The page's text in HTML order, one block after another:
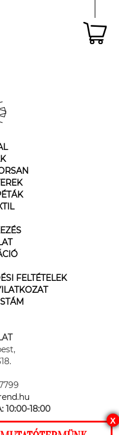
FELTÉTELEK
10:00-18:00
X